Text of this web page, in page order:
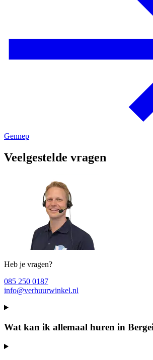
Gennep
Veelgestelde vragen
Heb je vragen?
085 250 0187
info@verhuurwinkel.nl
Wat kan ik allemaal huren in